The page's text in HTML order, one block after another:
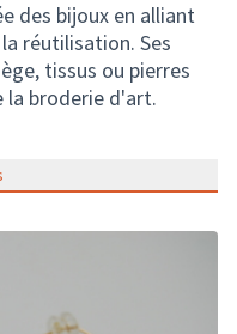
des bijoux en alliant
réutilisation. Ses
tissus ou pierres
la broderie d'art.